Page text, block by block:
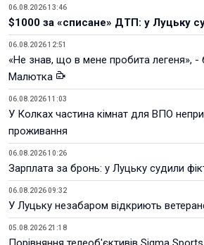
06.08.2026 13:46
$1000 за «списане» ДТП: у Луцьку
06.08.2026 12:51
«Не знав, що в мене пробита легеня»,
Малютка
06.08.2026 11:03
У Колках частина кімнат для ВПО
проживання
06.08.2026 10:26
Зарплата за бронь: у Луцьку судили
06.08.2026 09:32
У Луцьку незабаром відкриють
05.08.2026 21:18